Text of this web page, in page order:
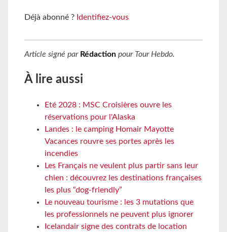
Déjà abonné ? Identifiez-vous
Article signé par Rédaction pour Tour Hebdo.
À lire aussi
Eté 2028 : MSC Croisières ouvre les
réservations pour l'Alaska
Landes : le camping Homair Mayotte
Vacances rouvre ses portes après les
incendies
Les Français ne veulent plus partir sans leur
chien : découvrez les destinations françaises
les plus “dog-friendly”
Le nouveau tourisme : les 3 mutations que
les professionnels ne peuvent plus ignorer
Icelandair signe des contrats de location